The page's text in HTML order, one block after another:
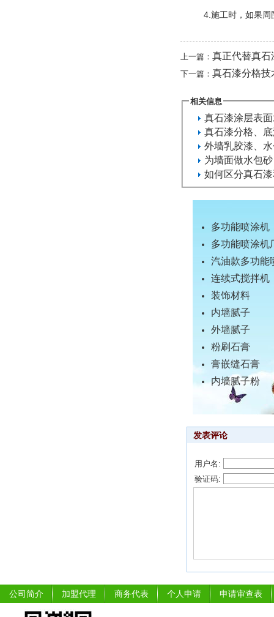
4.施工时，如果周围
上一篇： 真正代替真
下一篇： 真石漆分格技
相关信息
真石漆涂层表
真石漆分格、
外墙乳胶漆、
为墙面做水包
如何区分真石
多功能喷涂机
多功能喷涂机
汽油款多功能
连续式搅拌机
装饰材料
内墙腻子
外墙腻子
粉刷石膏
膏嵌缝石膏
内墙腻子粉
发表评论
用户名:
验证码:
公司简介 加盟代理 商务代表 个人申请 申请审查表